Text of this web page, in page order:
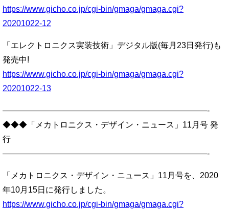
https://www.gicho.co.jp/cgi-bin/gmaga/gmaga.cgi?
20201022-12
「エレクトロニクス実装技術」デジタル版(毎月23日発行)も
発売中!
https://www.gicho.co.jp/cgi-bin/gmaga/gmaga.cgi?
20201022-13
—————————————————————————-
◆◆◆「メカトロニクス・デザイン・ニュース」11月号 発
行
—————————————————————————-
「メカトロニクス・デザイン・ニュース」11月号を、2020
年10月15日に発行しました。
https://www.gicho.co.jp/cgi-bin/gmaga/gmaga.cgi?